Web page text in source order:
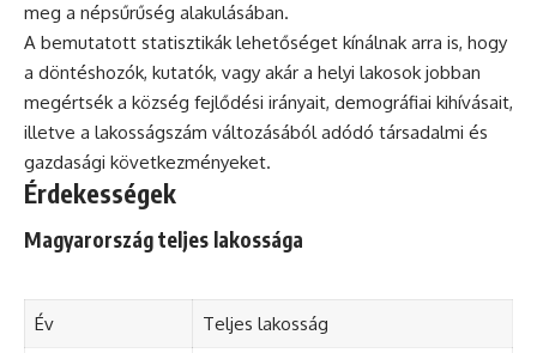
meg a népsűrűség alakulásában.
A bemutatott statisztikák lehetőséget kínálnak arra is, hogy
a döntéshozók, kutatók, vagy akár a helyi lakosok jobban
megértsék a község fejlődési irányait, demográfiai kihívásait,
illetve a lakosságszám változásából adódó társadalmi és
gazdasági következményeket.
Érdekességek
Magyarország teljes lakossága
Év Teljes lakosság